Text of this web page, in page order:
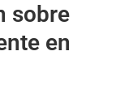
sobre
en